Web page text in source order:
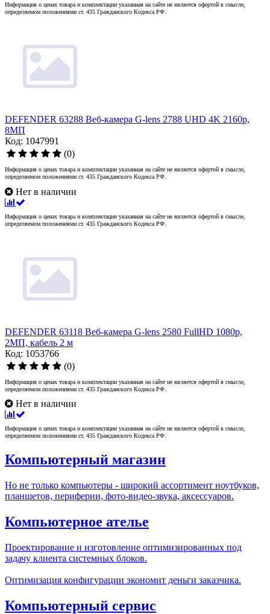
Информация о ценах товара и комплектации указанная на сайте не является офертой в смысле,
определяемом положениями ст. 435 Гражданского Кодекса РФ.
DEFENDER 63288 Веб-камера G-lens 2788 UHD 4K 2160p,
8МП
Код: 1047991
(0)
Информация о ценах товара и комплектации указанная на сайте не является офертой в смысле,
определяемом положениями ст. 435 Гражданского Кодекса РФ.
Нет в наличии
Информация о ценах товара и комплектации указанная на сайте не является офертой в смысле,
определяемом положениями ст. 435 Гражданского Кодекса РФ.
DEFENDER 63118 Веб-камера G-lens 2580 FullHD 1080p,
2МП, кабель 2 м
Код: 1053766
(0)
Информация о ценах товара и комплектации указанная на сайте не является офертой в смысле,
определяемом положениями ст. 435 Гражданского Кодекса РФ.
Нет в наличии
Информация о ценах товара и комплектации указанная на сайте не является офертой в смысле,
определяемом положениями ст. 435 Гражданского Кодекса РФ.
Компьютерный магазин
Но не только компьютеры - широкий ассортимент ноутбуков,
планшетов, периферии, фото-видео-звука, аксессуаров.
Компьютерное ателье
Проектирование и изготовление оптимизированных под
задачу клиента системных блоков.
Оптимизация конфигурации экономит деньги заказчика.
Компьютерный сервис